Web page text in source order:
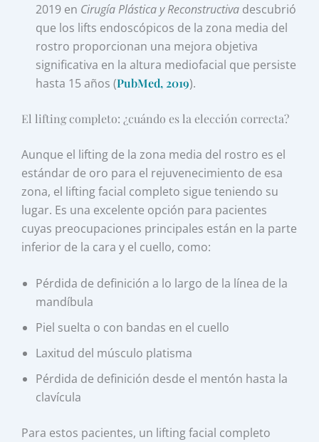
2019 en Cirugía Plástica y Reconstructiva descubrió
que los lifts endoscópicos de la zona media del
rostro proporcionan una mejora objetiva
significativa en la altura mediofacial que persiste
hasta 15 años (PubMed, 2019).
El lifting completo: ¿cuándo es la elección correcta?
Aunque el lifting de la zona media del rostro es el
estándar de oro para el rejuvenecimiento de esa
zona, el lifting facial completo sigue teniendo su
lugar. Es una excelente opción para pacientes
cuyas preocupaciones principales están en la parte
inferior de la cara y el cuello, como:
Pérdida de definición a lo largo de la línea de la
mandíbula
Piel suelta o con bandas en el cuello
Laxitud del músculo platisma
Pérdida de definición desde el mentón hasta la
clavícula
Para estos pacientes, un lifting facial completo